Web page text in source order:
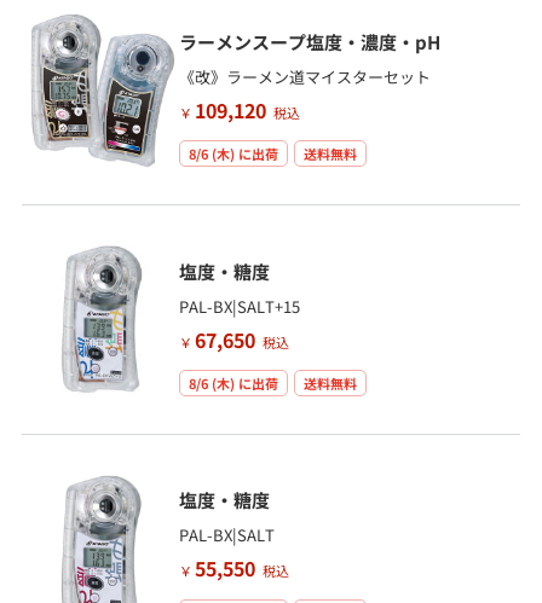
ラーメンスープ塩度・濃度・pH
《改》ラーメン道マイスターセット
￥ 109,120 税込
8/6 (木)に出荷 送料無料
塩度・糖度
PAL-BX|SALT+15
￥ 67,650 税込
8/6 (木)に出荷 送料無料
塩度・糖度
PAL-BX|SALT
￥ 55,550 税込